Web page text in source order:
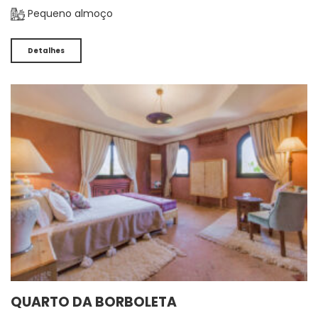
Pequeno almoço
Detalhes
QUARTO DA BORBOLETA